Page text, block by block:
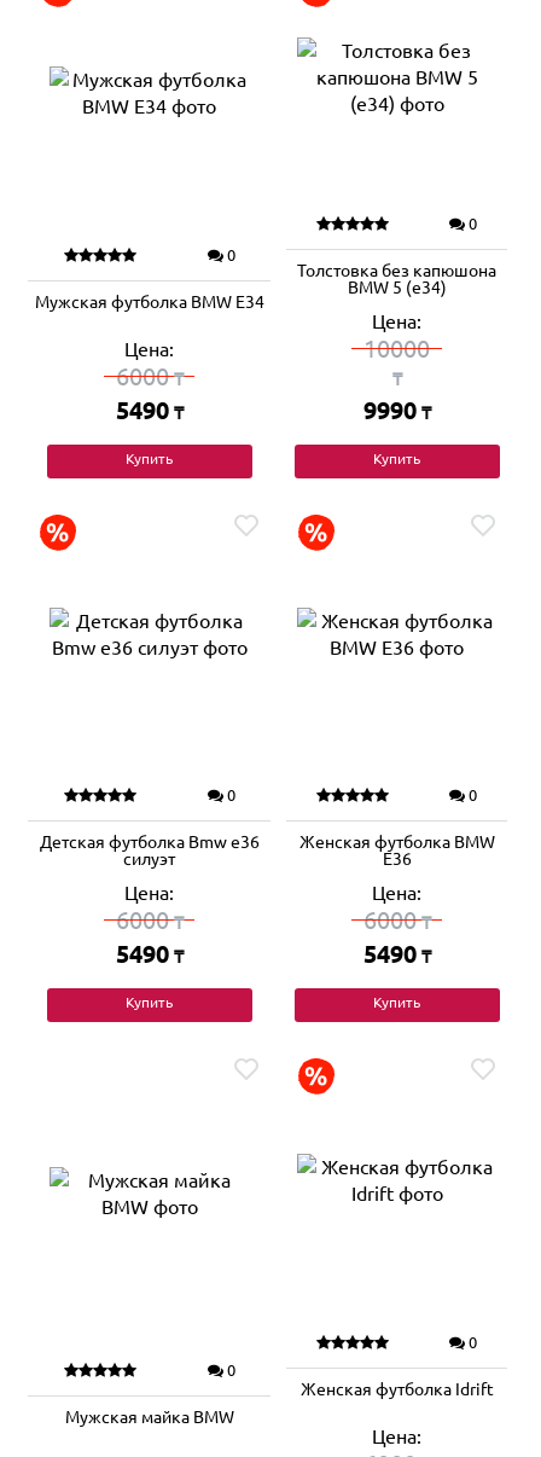
0
Мужская футболка BMW E34
Цена:
6000₸
5490 ₸
Купить
0
Толстовка без капюшона
BMW 5 (e34)
Цена:
10000
₸
9990 ₸
Купить
0
Детская футболка Bmw e36
силуэт
Цена:
6000₸
5490 ₸
Купить
0
Женская футболка BMW
E36
Цена:
6000₸
5490 ₸
Купить
0
Мужская майка BMW
0
Женская футболка Idrift
Цена: